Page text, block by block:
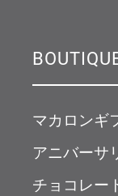
マカロンギ
アニバーサ
チョコレー